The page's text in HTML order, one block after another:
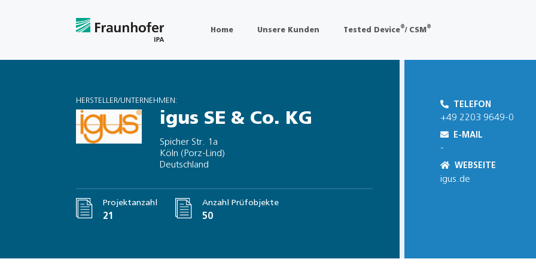
Home Unsere Kunden Tested Device®/ CSM ®
HERSTELLER/UNTERNEHMEN:
igus SE & Co. KG
Spicher Str. 1a
Köln (Porz-Lind)
Deutschland
Projektanzahl
21
Anzahl Prüfobjekte
50
TELEFON
+49 2203 9649-0
E-MAIL
-
WEBSEITE
igus.de